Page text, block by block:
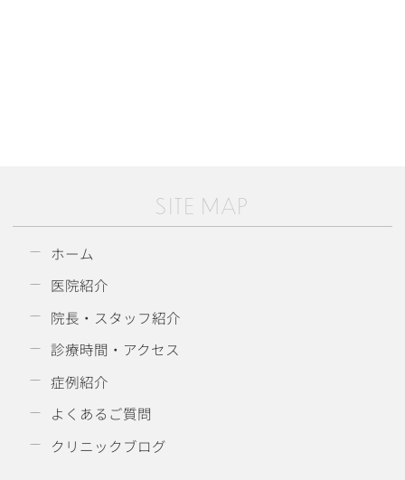
SITE MAP
ホーム
医院紹介
院長・スタッフ紹介
診療時間・アクセス
症例紹介
よくあるご質問
クリニックブログ